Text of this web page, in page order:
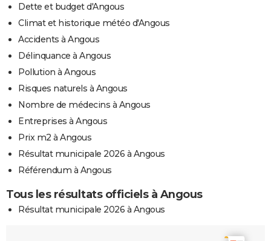
Dette et budget d'Angous
Climat et historique météo d'Angous
Accidents à Angous
Délinquance à Angous
Pollution à Angous
Risques naturels à Angous
Nombre de médecins à Angous
Entreprises à Angous
Prix m2 à Angous
Résultat municipale 2026 à Angous
Référendum à Angous
Tous les résultats officiels à Angous
Résultat municipale 2026 à Angous